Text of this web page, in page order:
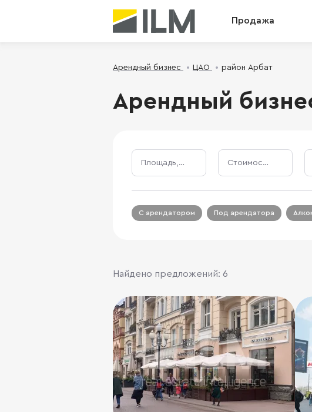
Продажа
Арендный бизнес ЦАО район Арбат
Арендный
Площадь, м² Стоимость, ₽
С арендатором Под арендатора
Найдено предложений: 6